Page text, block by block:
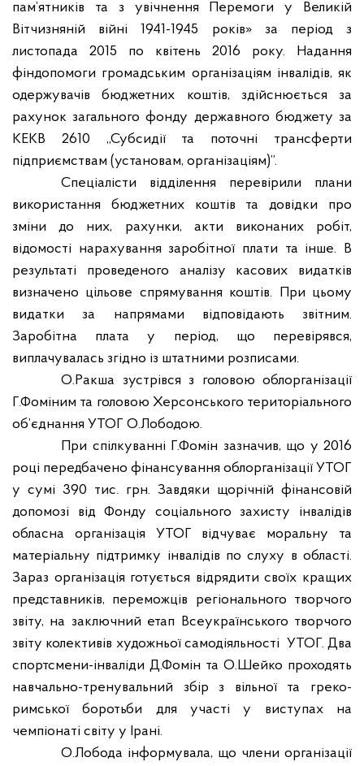
пам’ятників та з увічнення Перемоги у Великій
Вітчизняній війні 1941-1945 років» за період з
листопада 2015 по квітень 2016 року. Надання
фіндопомоги громадським організаціям інвалідів, як
одержувачів бюджетних коштів, здійснюється за
рахунок загального фонду державного бюджету за
КЕКВ 2610 „Субсидії та поточні трансферти
підприємствам (установам, організаціям)”.
Спеціалісти відділення перевірили плани
використання бюджетних коштів та довідки про
зміни до них, рахунки, акти виконаних робіт,
відомості нарахування заробітної плати та інше. В
результаті проведеного аналізу касових видатків
визначено цільове спрямування коштів. При цьому
видатки за напрямами відповідають звітним.
Заробітна плата у період, що перевірявся,
виплачувалась згідно із штатними розписами.
О.Ракша зустрівся з головою облорганізації
Г.Фоміним та головою Херсонського територіального
об’єднання УТОГ О.Лободою.
При спілкуванні Г.Фомін зазначив, що у 2016
році передбачено фінансування облорганізації УТОГ
у сумі 390 тис. грн. Завдяки щорічній фінансовій
допомозі від Фонду соціального захисту інвалідів
обласна організація УТОГ відчуває моральну та
матеріальну підтримку інвалідів по слуху в області.
Зараз організація готується відрядити своїх кращих
представників, переможців регіонального творчого
звіту, на заключний етап Всеукраїнського творчого
звіту колективів художньої самодіяльності УТОГ. Два
спортсмени-інваліди Д.Фомін та О.Шейко проходять
навчально-тренувальний збір з вільної та греко-
римської боротьби для участі у виступах на
чемпіонаті світу у Ірані.
О.Лобода інформувала, що члени організації